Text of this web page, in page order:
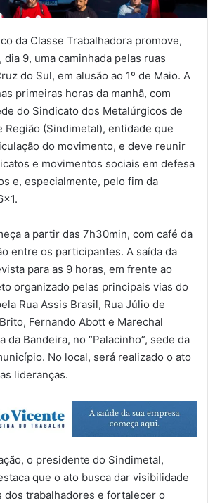
da Classe Trabalhadora promove,
9, uma caminhada pelas ruas
do Sul, em alusão ao 1º de Maio. A
primeiras horas da manhã, com
do Sindicato dos Metalúrgicos de
Região (Sindimetal), entidade que
do movimento, e deve reunir
e movimentos sociais em defesa
e, especialmente, pelo fim da
a partir das 7h30min, com café da
entre os participantes. A saída da
para as 9 horas, em frente ao
organizado pelas principais vias do
Rua Assis Brasil, Rua Júlio de
Fernando Abott e Marechal
da Bandeira, no “Palacinho”, sede da
No local, será realizado o ato
lideranças.
o presidente do Sindimetal,
que o ato busca dar visibilidade
dos trabalhadores e fortalecer o